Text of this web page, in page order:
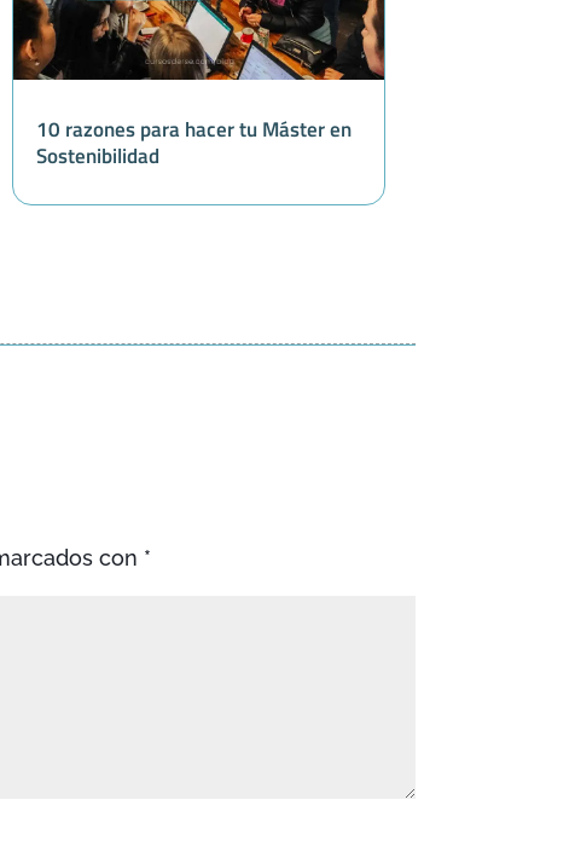
10 razones para hacer tu Máster en
Sostenibilidad
con *